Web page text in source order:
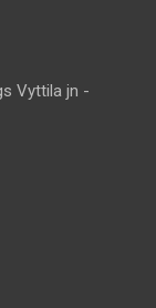
Vyttila jn -